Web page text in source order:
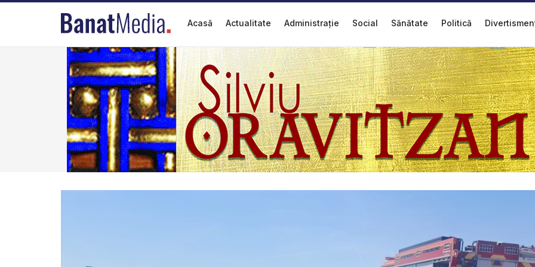
Acasă Actualitate Administrație Social Sănătate Politică